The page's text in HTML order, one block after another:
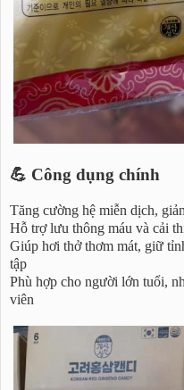
💪 Công dụng chính
Tăng cường hệ miễn dịch,
Hỗ trợ lưu thông máu và cải
Giúp hơi thở thơm mát, giữ
tập
Phù hợp cho người lớn tuổi,
viên